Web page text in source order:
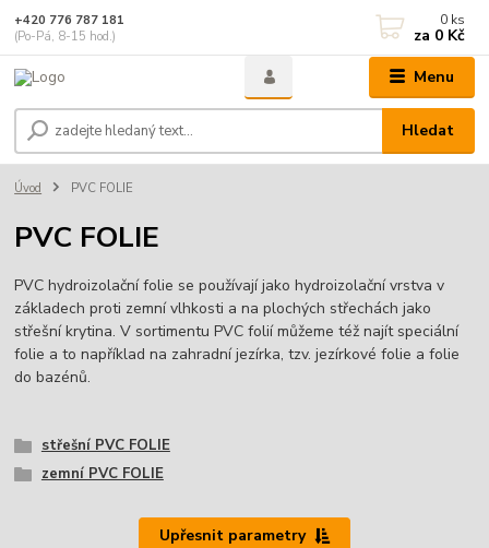
Menu
Hledat
+420 776 787 181
(Po-Pá, 8-15 hod.)
0 ks
za 0 Kč
Úvod PVC FOLIE
PVC FOLIE
PVC hydroizolační folie se používají jako hydroizolační vrstva v
základech proti zemní vlhkosti a na plochých střechách jako
střešní krytina. V sortimentu PVC folií můžeme též najít speciální
folie a to například na zahradní jezírka, tzv. jezírkové folie a folie
do bazénů.
střešní PVC FOLIE
zemní PVC FOLIE
Upřesnit parametry